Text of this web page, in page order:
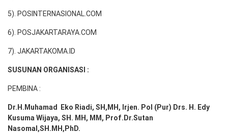
5). POSINTERNASIONAL.COM
6). POSJAKARTARAYA.COM
7). JAKARTAKOMA.ID
SUSUNAN ORGANISASI :
PEMBINA :
Dr.H.Muhamad Eko Riadi, SH,MH , Irjen. Pol (Pur) Drs. H. Edy
Kusuma Wijaya, SH. MH, MM, Prof. Dr.Sutan
Nasomal,SH.MH,PhD.